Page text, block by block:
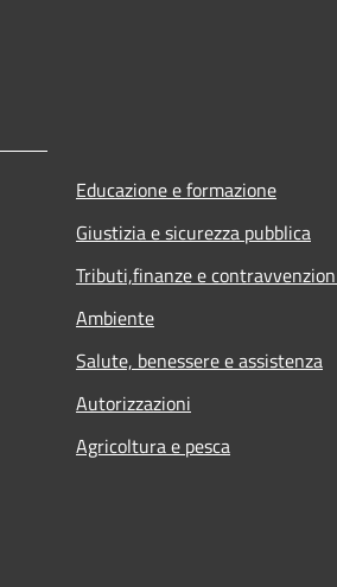
Educazione e formazione
Giustizia e sicurezza pubblica
Tributi,finanze e
Ambiente
Salute, benessere e assistenza
Autorizzazioni
Agricoltura e pesca